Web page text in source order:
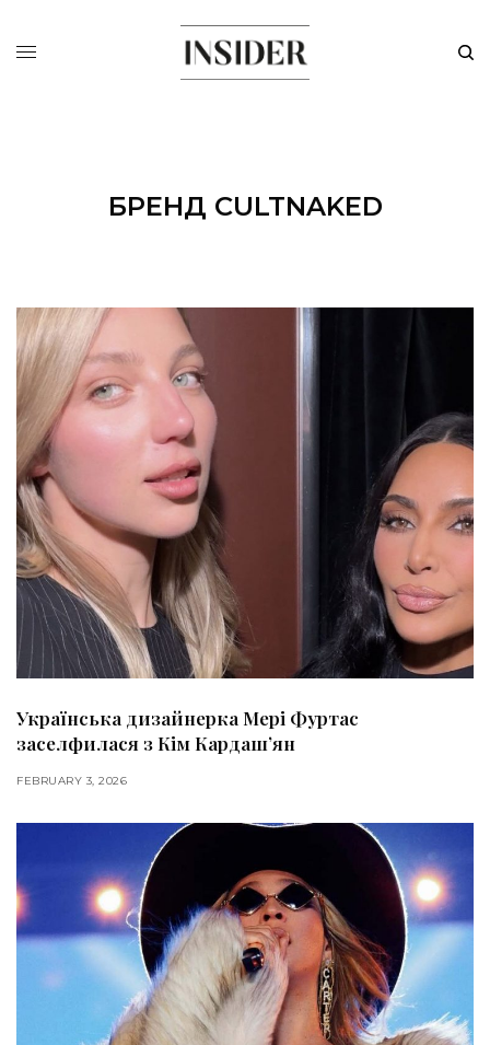
БРЕНД CULTNAKED
Українська дизайнерка Мері Фуртас
заселфилася з Кім Кардашʼян
FEBRUARY 3, 2026